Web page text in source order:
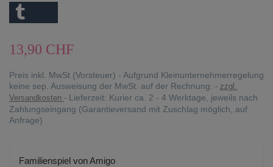
13,90 CHF
Preis inkl. MwSt (Vorsteuer) - Aufgrund Kleinunternehmerregelung
keine sep. Ausweisung der MwSt. auf der Rechnung.
zzgl.
Versandkosten
Lieferzeit: Kurier ca. 2 - 4 Werktage, jeweils nach
Zahlungseingang (Garantieversand mit Zuschlag möglich, auf
Anfrage)
Familienspiel von Amigo